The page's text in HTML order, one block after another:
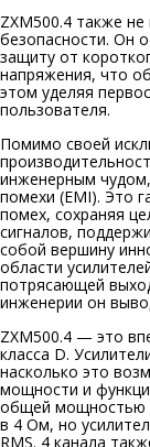
ZXM500.4 также
безопасности. Он
защиту от
напряжения, что
этом уделяя
пользователя.
Помимо своей
инженерным
помехи (EMI). Это
помех, сохраняя
сигналов,
собой вершину
области
потрясающей
инженерии он
ZXM500.4 — это
класса D.
насколько это
мощности и
общей мощностью
в 4 Ом, но
RMS. 4 канала